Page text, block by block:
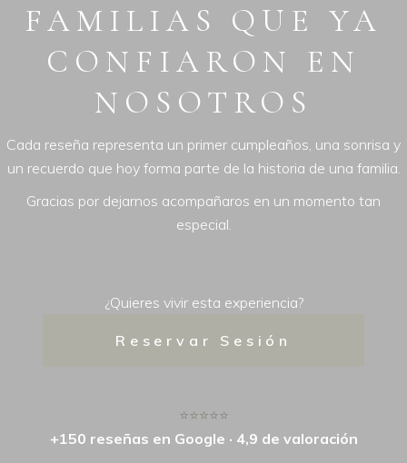
FAMILIAS QUE YA
CONFIARON EN
NOSOTROS
Cada reseña representa un primer cumpleaños, una sonrisa y
un recuerdo que hoy forma parte de la historia de una familia.
Gracias por dejarnos acompañaros en un momento tan
especial.
¿Quieres vivir esta experiencia?
Reservar Sesión
⭐⭐⭐⭐⭐
+150 reseñas en Google · 4,9 de valoración